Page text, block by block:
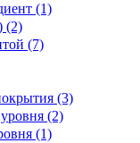
(1)
(2)
(7)
(3)
(2)
(1)